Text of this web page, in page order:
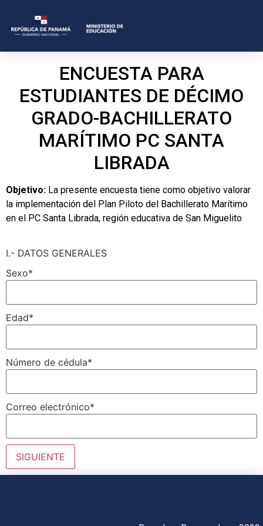
ENCUESTA PARA
ESTUDIANTES DE DÉCIMO
GRADO-BACHILLERATO
MARÍTIMO PC SANTA
LIBRADA
Objetivo: La presente encuesta tiene como objetivo valorar
la implementación del Plan Piloto del Bachillerato Marítimo
en el PC Santa Librada, región educativa de San Miguelito
I.- DATOS GENERALES
Sexo*
Edad*
Número de cédula*
Correo electrónico*
SIGUIENTE